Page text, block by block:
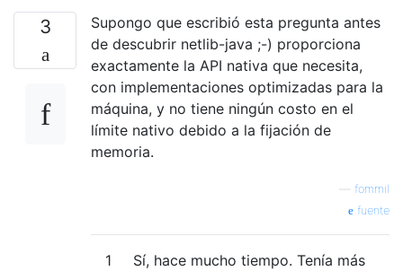
3
Supongo que escribió esta pregunta antes
de descubrir netlib-java ;-) proporciona
exactamente la API nativa que necesita,
con implementaciones optimizadas para la
máquina, y no tiene ningún costo en el
límite nativo debido a la fijación de
memoria.
fommil
fuente
1
Sí, hace mucho tiempo. Tenía más